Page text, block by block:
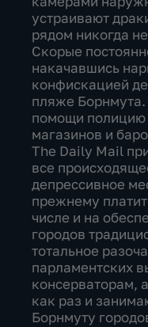
устраивают
рядом никогда
Скорые
накачавшись
конфискацией
пляже Борнмута.
помощи полицию
магазинов и
The Daily Mail
все
депрессивное
прежнему
числе и на
городов
тотальное
парламентских
консерваторам,
как раз и
Борнмуту